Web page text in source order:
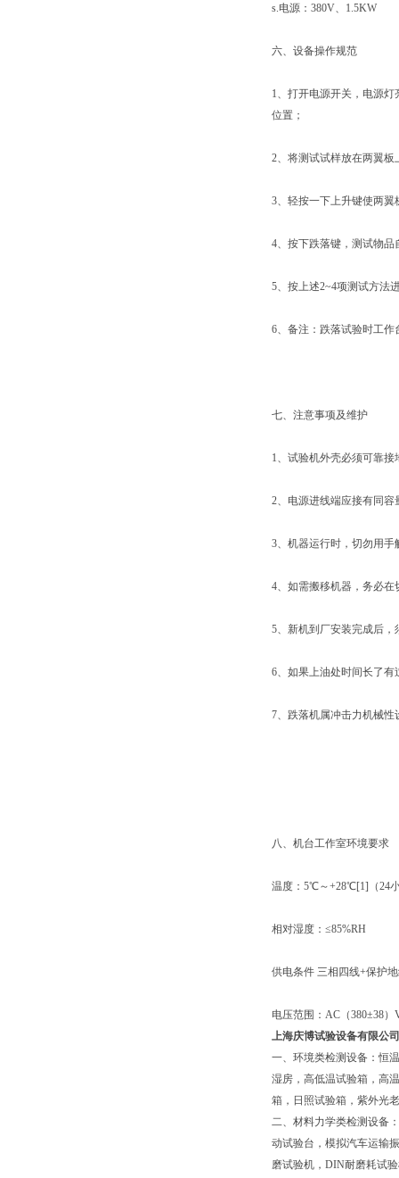
s.电源：380V、1.5KW
六、设备操作规范
1、打开电源开关，电源
位置；
2、将测试试样放在两翼
3、轻按一下上升键使两
4、按下跌落键，测试物
5、按上述2~4项测试方法
6、备注：跌落试验时工
七、注意事项及维护
1、试验机外壳必须可靠
2、电源进线端应接有同
3、机器运行时，切勿用
4、如需搬移机器，务必
5、新机到厂安装完成后
6、如果上油处时间长了
7、跌落机属冲击力机械
八、机台工作室环境要求
温度：5℃～+28℃[1]（24
相对湿度：≤85%RH
供电条件 三相四线+保护
电压范围：AC（380±38
上海庆博试验设备有限公
一、环境类检测设备：恒
湿房，高低温试验箱，高
箱，日照试验箱，紫外光
二、材料力学类检测设备
动试验台，模拟汽车运输
磨试验机，DIN耐磨耗试